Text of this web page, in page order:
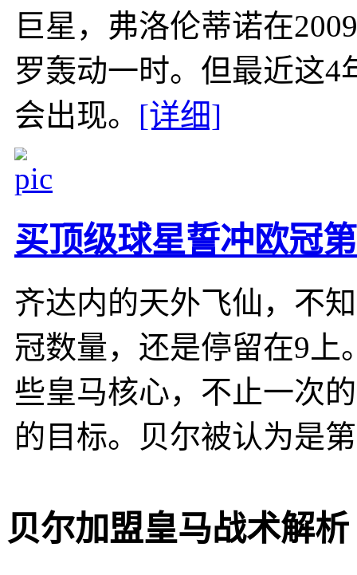
巨星，弗洛伦蒂诺在
罗轰动一时。但最近这
会出现。 [详细]
买顶级球星誓冲欧冠
齐达内的天外飞仙，不
冠数量，还是停留在9上
些皇马核心，不止一次
的目标。贝尔被认为是
贝尔加盟皇马战术解析